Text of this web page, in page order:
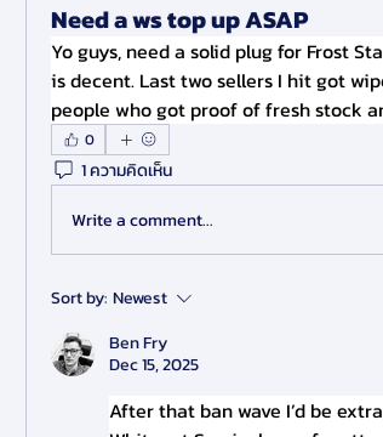
Need a ws top up ASAP
Yo guys, need a solid plug for Frost
is decent. Last two sellers I hit got
people who got proof of fresh stock
0
1 ความคิดเห็น
Write a comment...
Sort by: Newest
Ben Fry
Dec 15, 2025
After that ban wave I’d be